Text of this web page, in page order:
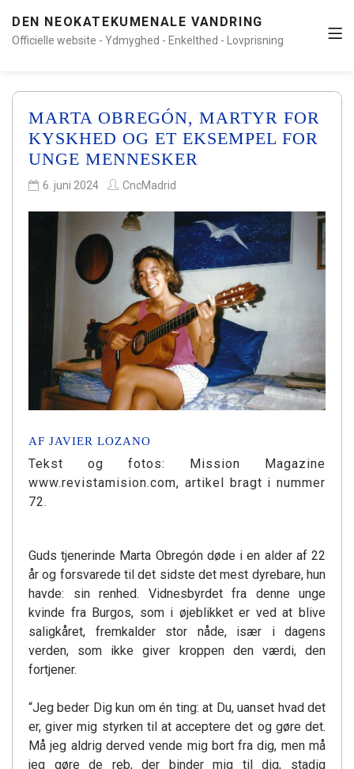
DEN NEOKATEKUMENALE VANDRING
Officielle website - Ydmyghed - Enkelthed - Lovprisning
MARTA OBREGÓN, MARTYR FOR
KYSKHED OG ET EKSEMPEL FOR
UNGE MENNESKER
6. juni 2024 CncMadrid
AF JAVIER LOZANO
Tekst og fotos: Mission Magazine
www.revistamision.com, artikel bragt i nummer
72.
Guds tjenerinde Marta Obregón døde i en alder af 22
år og forsvarede til det sidste det mest dyrebare, hun
havde: sin renhed. Vidnesbyrdet fra denne unge
kvinde fra Burgos, som i øjeblikket er ved at blive
saligkåret, fremkalder stor nåde, især i dagens
verden, som ikke giver kroppen den værdi, den
fortjener.
“Jeg beder Dig kun om én ting: at Du, uanset hvad det
er, giver mig styrken til at acceptere det og gøre det.
Må jeg aldrig derved vende mig bort fra dig, men må
jeg gøre de reb, der binder mig til dig, stadig